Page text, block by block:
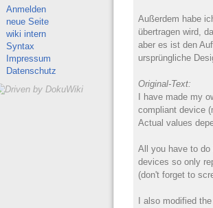
Anmelden
neue Seite
wiki intern
Syntax
Impressum
Datenschutz
Außerdem habe
übertragen wird,
aber es ist den
ursprüngliche
Original-Text:
I have made my
compliant device
Actual values
All you have to do
devices so only
(don't forget to
I also modified